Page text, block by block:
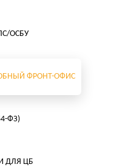
ОСБУ
ФРОНТ-ОФИС
ФЗ)
ДЛЯ ЦБ